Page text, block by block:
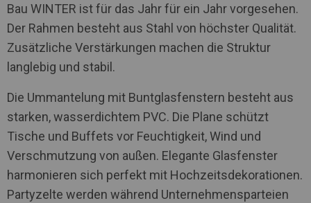
Bau WINTER ist für das Jahr für ein Jahr vorgesehen.
Der Rahmen besteht aus Stahl von höchster Qualität.
Zusätzliche Verstärkungen machen die Struktur
langlebig und stabil.
Die Ummantelung mit Buntglasfenstern besteht aus
starken, wasserdichtem PVC. Die Plane schützt
Tische und Buffets vor Feuchtigkeit, Wind und
Verschmutzung von außen. Elegante Glasfenster
harmonieren sich perfekt mit Hochzeitsdekorationen.
Partyzelte werden während Unternehmensparteien